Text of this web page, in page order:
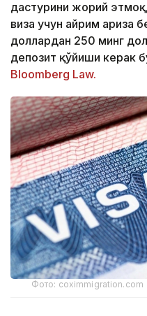
дастурини жорий
виза учун айрим ариза
доллардан 250 минг
депозит қўйиши керак
Bloomberg Law.
Фото: coximmigration.com